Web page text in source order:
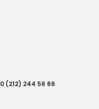
0 (212) 244 56 66